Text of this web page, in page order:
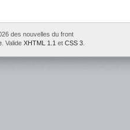
des nouvelles du front
. Valide XHTML 1.1 et CSS 3